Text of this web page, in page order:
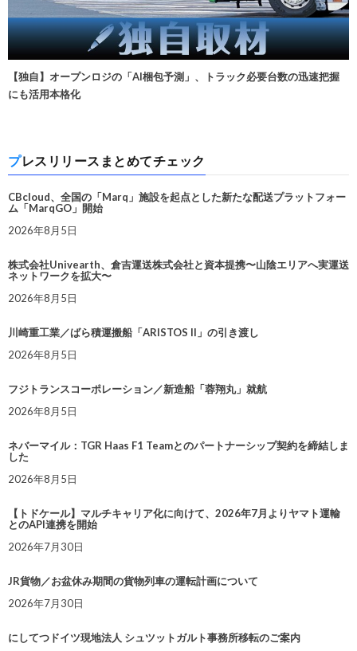
【独自】オープンロジの「AI梱包予測」、トラック必要台数の迅速把握
にも活用本格化
プレスリリースまとめてチェック
CBcloud、全国の「Marq」施設を起点とした新たな配送プラットフォー
ム「MarqGO」開始
2026年8月5日
株式会社Univearth、倉吉運送株式会社と資本提携〜山陰エリアへ実運送
ネットワークを拡大〜
2026年8月5日
川崎重工業／ばら積運搬船「ARISTOS II」の引き渡し
2026年8月5日
フジトランスコーポレーション／新造船「蓉翔丸」就航
2026年8月5日
ネバーマイル：TGR Haas F1 Teamとのパートナーシップ契約を締結しま
した
2026年8月5日
【トドケール】マルチキャリア化に向けて、2026年7月よりヤマト運輸
とのAPI連携を開始
2026年7月30日
JR貨物／お盆休み期間の貨物列車の運転計画について
2026年7月30日
にしてつドイツ現地法人 シュツットガルト事務所移転のご案内